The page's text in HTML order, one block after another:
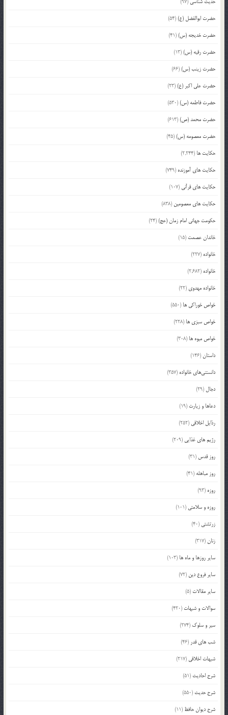
حضرت ابوالفضل (ع)(54)
حضرت خدیجه (س)(41)
حضرت رقیه (س)(13)
حضرت زینب (س)(66)
حضرت علی اکبر (ع)(23)
حضرت فاطمه (س)(530)
حضرت محمد (ص)(613)
حضرت معصومه (س)(45)
حکایت ها (2,244)
حکایت های آموزنده (749)
حکایت های قرآنی (107)
حکایت های معصومین (838)
حکومت جهانی امام زمان (عج)(24)
خاندان عصمت (15)
خانواده (227)
خانواده (2,682)
خانواده مهدوی (22)
خواص خوراکی ها (550)
خواص سبزی ها (228)
خواص میوه ها (308)
داستان(146)
دانستنی‌های خانواده (357)
دجال (29)
دعاها و زیارت (19)
رذایل اخلاقی (252)
رژیم های غذایی (209)
روز قدس (31)
روز مباهله (41)
روزه (93)
روزه و سلامتی (101)
زرتشتی (40)
زنان(317)
سایر روزها و ماه ها (103)
سایر فروع دین (72)
سایر مقالات (5)
سوالات و شبهات (420)
سیر و سلوک (274)
شب های قدر (46)
شبهات اخلاقی (217)
شرح احادیث (51)
شرح حدیث (550)
شرح دیوان حافظ (11)